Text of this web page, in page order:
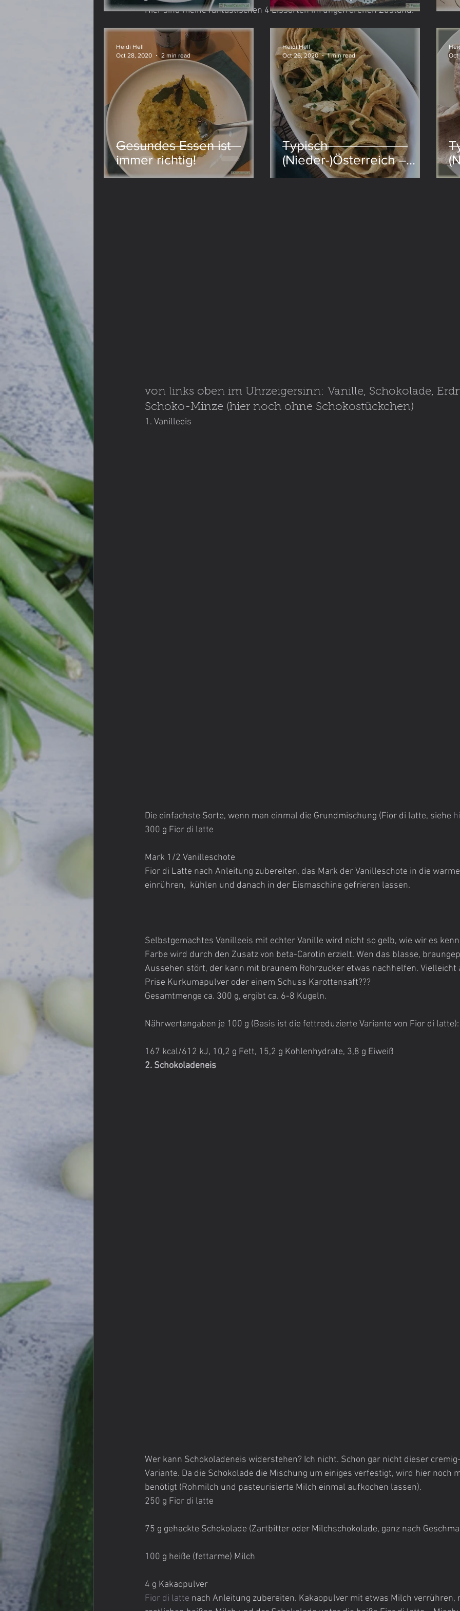
Meine Meinung
Hier sind meine fantastischen 4 Eissorten im ungefrorenen Zustand:
von links oben im Uhrzeigersinn: Vanille, Schokolade,
Schoko-Minze (hier noch ohne Schokostückchen)
1. Vanilleeis
Die einfachste Sorte, wenn man einmal die Grundmischung (Fior di latte, siehe
300 g Fior di latte
Mark 1/2 Vanilleschote
Fior di Latte nach Anleitung zubereiten, das Mark der Vanilleschote in die
einrühren,  kühlen und danach in der Eismaschine gefrieren lassen.
Selbstgemachtes Vanilleeis mit echter Vanille wird nicht so gelb, wie wir es
Farbe wird durch den Zusatz von beta-Carotin erzielt. Wen das blasse,
Aussehen stört, der kann mit braunem Rohrzucker etwas nachhelfen.
Prise Kurkumapulver oder einem Schuss Karottensaft???
Gesamtmenge ca. 300 g, ergibt ca. 6-8 Kugeln.
Nährwertangaben je 100 g (Basis ist die fettreduzierte Variante von Fior di latte):
167 kcal/612 kJ, 10,2 g Fett, 15,2 g Kohlenhydrate, 3,8 g Eiweiß
2. Schokoladeneis
Wer kann Schokoladeneis widerstehen? Ich nicht. Schon gar nicht dieser
Variante. Da die Schokolade die Mischung um einiges verfestigt, wird hier noch
benötigt (Rohmilch und pasteurisierte Milch einmal aufkochen lassen).
250 g Fior di latte
75 g gehackte Schokolade (Zartbitter oder Milchschokolade, ganz nach
100 g heiße (fettarme) Milch
4 g Kakaopulver
Fior di latte nach Anleitung zubereiten. Kakaopulver mit etwas Milch
Gesundes Essen ist
immer richtig!
Heidi Hell
Oct 28, 2020
2 min read
Typisch
(Nieder-)Österreich –
Frittatensuppe
Heidi Hell
Oct 26, 2020
1 min read
Oct